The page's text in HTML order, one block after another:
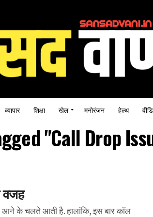
व्यापार शिक्षा खेल मनोरंजन हेल्थ
"Call Drop
वजह
आने के चलते आती है. हालांकि, इस बार कॉल